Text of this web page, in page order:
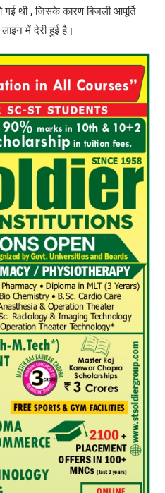
गई थी , जिसके कारण बिजली आपूर्ति
में देरी हुई है।